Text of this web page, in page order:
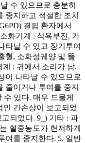
수 있으므로 충분히
중지하고 적절한 조치
결핍 환자에서
화기계 : 식욕부진, 가
타날 수 있고 장기투여
혈, 소화성궤양 및 뚫
: 귀에서 소리가 남,
이 나타날 수 있으므로
줄이거나 투여를 중지
있다. 매우 드물게
간손상이 보고되었
되었다. 9_) 기타 : 과
혈중농도가 현저하게
여를 중지한다. 5. 일반